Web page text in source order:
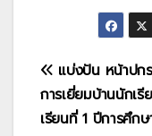
แนะแนว
เรื่อง
แบ่งปัน หน้าปก
การเยี่ยมบ้านนักเรี
เรียนที่ 1 ปีการศึก